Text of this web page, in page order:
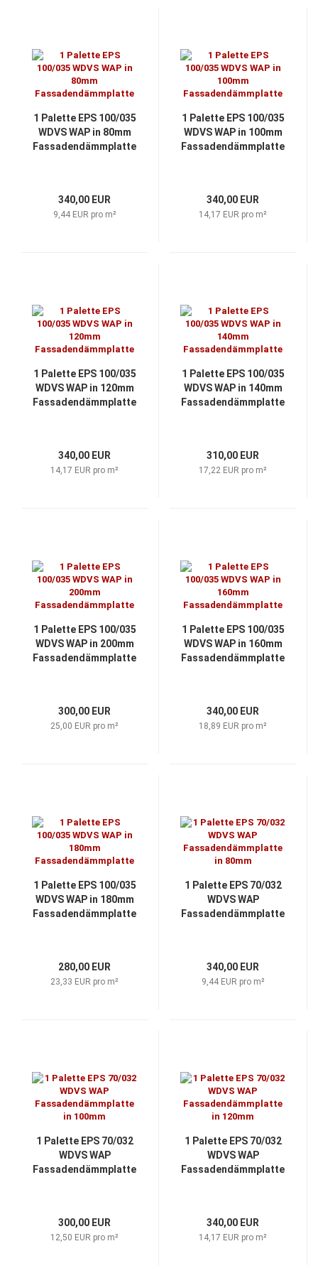
1 Palette EPS 100/035
WDVS WAP in 80mm
Fassadendämmplatte
340,00 EUR
9,44 EUR pro m²
1 Palette EPS 100/035
WDVS WAP in 100mm
Fassadendämmplatte
340,00 EUR
14,17 EUR pro m²
1 Palette EPS 100/035
WDVS WAP in 120mm
Fassadendämmplatte
340,00 EUR
14,17 EUR pro m²
1 Palette EPS 100/035
WDVS WAP in 140mm
Fassadendämmplatte
310,00 EUR
17,22 EUR pro m²
1 Palette EPS 100/035
WDVS WAP in 200mm
Fassadendämmplatte
300,00 EUR
25,00 EUR pro m²
1 Palette EPS 100/035
WDVS WAP in 160mm
Fassadendämmplatte
340,00 EUR
18,89 EUR pro m²
1 Palette EPS 100/035
WDVS WAP in 180mm
Fassadendämmplatte
280,00 EUR
23,33 EUR pro m²
1 Palette EPS 70/032
WDVS WAP
Fassadendämmplatte
340,00 EUR
9,44 EUR pro m²
1 Palette EPS 70/032
WDVS WAP
Fassadendämmplatte
300,00 EUR
12,50 EUR pro m²
1 Palette EPS 70/032
WDVS WAP
Fassadendämmplatte
340,00 EUR
14,17 EUR pro m²